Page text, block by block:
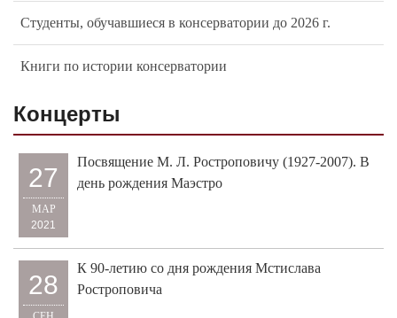
Студенты, обучавшиеся в консерватории до 2026 г.
Книги по истории консерватории
Концерты
27
МАР
2021
Посвящение М. Л. Ростроповичу (1927-2007). В
день рождения Маэстро
28
К 90-летию со дня рождения Мстислава
Ростроповича